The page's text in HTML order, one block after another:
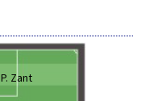
P. Zant